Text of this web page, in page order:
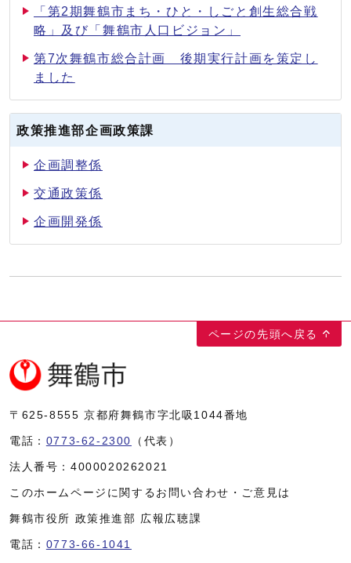
「第2期舞鶴市まち・ひと・しごと創生総合戦
略」及び「舞鶴市人口ビジョン」
第7次舞鶴市総合計画 後期実行計画を策定し
ました
政策推進部企画政策課
企画調整係
交通政策係
企画開発係
ページの先頭へ戻る
〒625-8555 京都府舞鶴市字北吸1044番地
電話： 0773-62-2300 （代表）
法人番号： 4000020262021
このホームページに関するお問い合わせ・ご意見は
舞鶴市役所 政策推進部 広報広聴課
電話： 0773-66-1041